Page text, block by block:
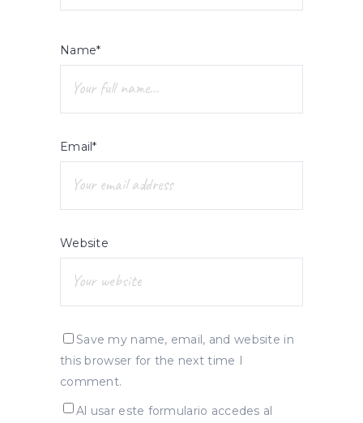
Name*
Email*
Website
Save my name, email, and website in
this browser for the next time I
comment.
Al usar este formulario accedes al